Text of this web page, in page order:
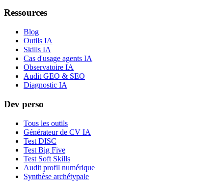
Ressources
Blog
Outils IA
Skills IA
Cas d'usage agents IA
Observatoire IA
Audit GEO & SEO
Diagnostic IA
Dev perso
Tous les outils
Générateur de CV IA
Test DISC
Test Big Five
Test Soft Skills
Audit profil numérique
Synthèse archétypale